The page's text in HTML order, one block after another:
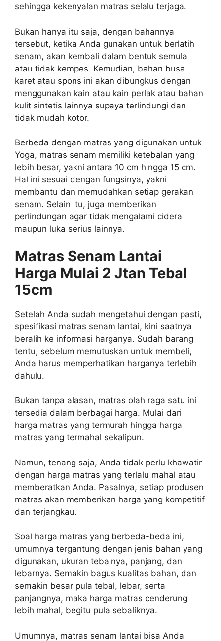
sehingga kekenyalan matras selalu terjaga.
Bukan hanya itu saja, dengan bahannya
tersebut, ketika Anda gunakan untuk berlatih
senam, akan kembali dalam bentuk semula
atau tidak kempes. Kemudian, bahan busa
karet atau spons ini akan dibungkus dengan
menggunakan kain atau kain perlak atau bahan
kulit sintetis lainnya supaya terlindungi dan
tidak mudah kotor.
Berbeda dengan matras yang digunakan untuk
Yoga, matras senam memiliki ketebalan yang
lebih besar, yakni antara 10 cm hingga 15 cm.
Hal ini sesuai dengan fungsinya, yakni
membantu dan memudahkan setiap gerakan
senam. Selain itu, juga memberikan
perlindungan agar tidak mengalami cidera
maupun luka serius lainnya.
Matras Senam Lantai
Harga Mulai 2 Jtan Tebal
15cm
Setelah Anda sudah mengetahui dengan pasti,
spesifikasi matras senam lantai, kini saatnya
beralih ke informasi harganya. Sudah barang
tentu, sebelum memutuskan untuk membeli,
Anda harus memperhatikan harganya terlebih
dahulu.
Bukan tanpa alasan, matras olah raga satu ini
tersedia dalam berbagai harga. Mulai dari
harga matras yang termurah hingga harga
matras yang termahal sekalipun.
Namun, tenang saja, Anda tidak perlu khawatir
dengan harga matras yang terlalu mahal atau
memberatkan Anda. Pasalnya, setiap produsen
matras akan memberikan harga yang kompetitif
dan terjangkau.
Soal harga matras yang berbeda-beda ini,
umumnya tergantung dengan jenis bahan yang
digunakan, ukuran tebalnya, panjang, dan
lebarnya. Semakin bagus kualitas bahan, dan
semakin besar pula tebal, lebar, serta
panjangnya, maka harga matras cenderung
lebih mahal, begitu pula sebaliknya.
Umumnya, matras senam lantai bisa Anda